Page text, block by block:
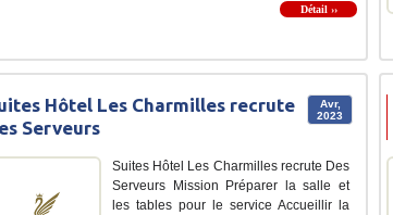
Détail ››
Avr,
2023
Hôtel Les Charmilles recrute
Serveurs
Suites Hôtel Les Charmilles recrute Des
Serveurs Mission Préparer la salle et
les tables pour le service Accueillir la